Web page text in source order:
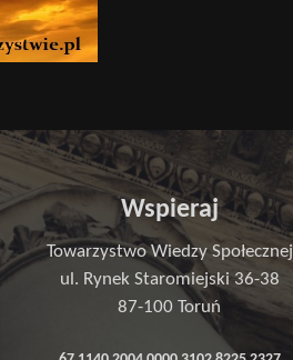
Wspieraj
Towarzystwo Wiedzy Społecznej
ul. Rynek Staromiejski 36-38
87-100 Toruń